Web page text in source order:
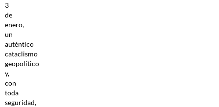
3
de
enero,
un
auténtico
cataclismo
geopolítico
y,
con
toda
seguridad,